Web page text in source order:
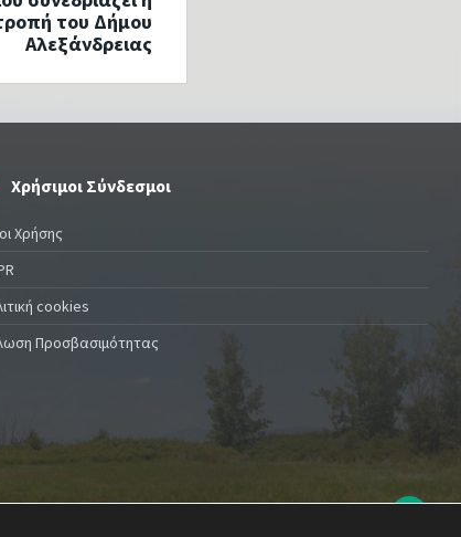
του Δήμου
Αλεξάνδρειας
Χρήσιμοι Σύνδεσμοι
Χρήσης
cookies
Προσβασιμότητας